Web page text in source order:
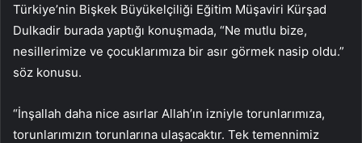
Türkiye’nin Bişkek Büyükelçiliği Eğitim Müşaviri Kürşad
Dulkadir burada yaptığı konuşmada, “Ne mutlu bize,
nesillerimize ve çocuklarımıza bir asır görmek nasip oldu.”
söz konusu.
“İnşallah daha nice asırlar Allah’ın izniyle torunlarımıza,
torunlarımızın torunlarına ulaşacaktır. Tek temennimiz